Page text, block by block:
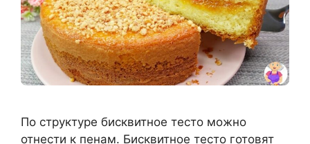
По структуре бисквитное тесто можно
отнести к пенам. Бисквитное тесто готовят